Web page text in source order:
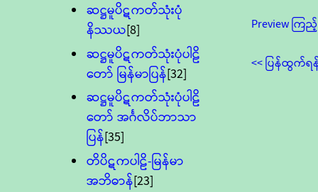
ဆဋ္ဌမူပိဋကတ်သုံးပုံ
နိဿယ[8]
ဆဋ္ဌမူပိဋကတ်သုံးပုံပါဠိ
တော် မြန်မာပြန်[32]
ဆဋ္ဌမူပိဋကတ်သုံးပုံပါဠိ
တော် အင်္ဂလိပ်ဘာသာ
ပြန်[35]
တိပိဋကပါဠိ-မြန်မာ
အဘိဓာန်[23]
Preview ကြ
<< ပြန်ထွက်ရ